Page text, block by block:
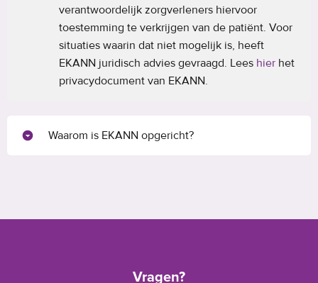
verantwoordelijk zorgverleners hiervoor
toestemming te verkrijgen van de patiënt. Voor
situaties waarin dat niet mogelijk is, heeft
EKANN juridisch advies gevraagd. Lees hier het
privacydocument van EKANN.
Waarom is EKANN opgericht?
Vragen?